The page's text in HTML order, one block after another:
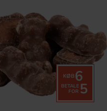
KØB6
BETALE
FOR 5